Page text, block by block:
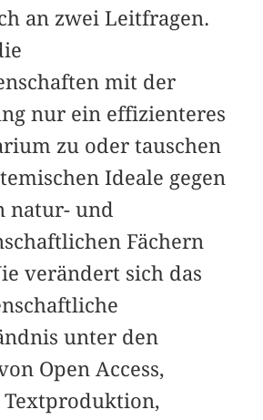
an zwei Leitfragen.
mit der
nur ein effizienteres
zu oder tauschen
Ideale gegen
natur- und
Fächern
verändert sich das
unter den
Open Access,